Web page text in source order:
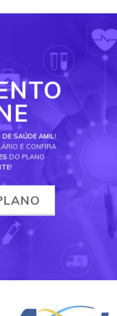
DE SAÚDE AMIL!
E CONFIRA
DO PLANO
!